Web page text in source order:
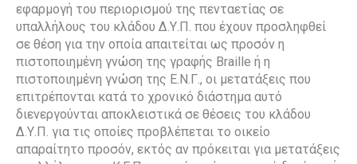
εφαρμογή του περιορισμού της πενταετίας σε
υπαλλήλους του κλάδου Δ.Υ.Π. που έχουν προσληφθεί
σε θέση για την οποία απαιτείται ως προσόν η
πιστοποιημένη γνώση της γραφής Braille ή η
πιστοποιημένη γνώση της Ε.Ν.Γ., οι μετατάξεις που
επιτρέπονται κατά το χρονικό διάστημα αυτό
διενεργούνται αποκλειστικά σε θέσεις του κλάδου
Δ.Υ.Π. για τις οποίες προβλέπεται το οικείο
απαραίτητο προσόν, εκτός αν πρόκειται για μετατάξεις